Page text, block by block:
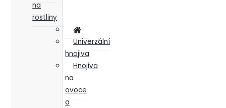
na
rostliny
Univerzální
hnojiva
Hnojiva
na
ovoce
a